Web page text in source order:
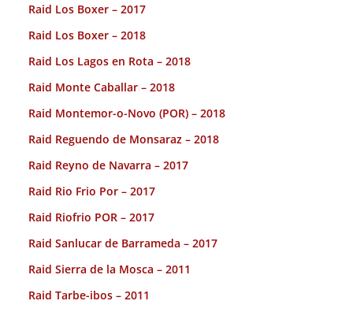
Raid Los Boxer – 2017
Raid Los Boxer – 2018
Raid Los Lagos en Rota – 2018
Raid Monte Caballar – 2018
Raid Montemor-o-Novo (POR) – 2018
Raid Reguendo de Monsaraz – 2018
Raid Reyno de Navarra – 2017
Raid Rio Frio Por – 2017
Raid Riofrio POR – 2017
Raid Sanlucar de Barrameda – 2017
Raid Sierra de la Mosca – 2011
Raid Tarbe-ibos – 2011